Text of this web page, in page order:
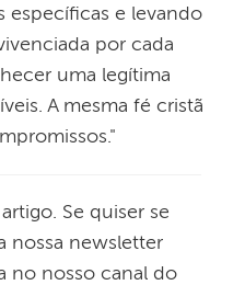
específicas e levando
por cada
uma legítima
A mesma fé cristã
Se quiser se
nossa newsletter
no nosso canal do